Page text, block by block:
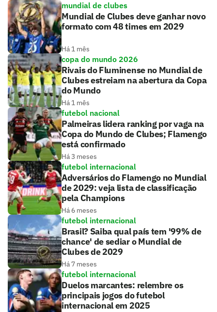
mundial de clubes
Mundial de Clubes deve ganhar novo
formato com 48 times em 2029
Há 1 mês
copa do mundo 2026
Rivais do Fluminense no Mundial de
Clubes estreiam na abertura da Copa
do Mundo
Há 1 mês
futebol nacional
Palmeiras lidera ranking por vaga na
Copa do Mundo de Clubes; Flamengo
está confirmado
Há 3 meses
futebol internacional
Adversários do Flamengo no Mundial
de 2029: veja lista de classificação
pela Champions
Há 6 meses
futebol internacional
Brasil? Saiba qual país tem '99% de
chance' de sediar o Mundial de
Clubes de 2029
Há 7 meses
futebol internacional
Duelos marcantes: relembre os
principais jogos do futebol
internacional em 2025